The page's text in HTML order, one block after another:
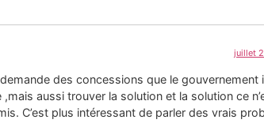
juillet
des concessions que le gouvernement
aussi trouver la solution et la solution ce
C’est plus intéressant de parler des vrais